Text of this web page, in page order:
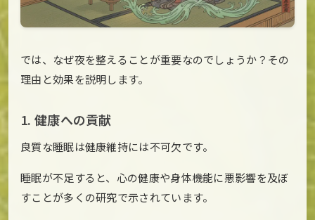
では、なぜ夜を整えることが重要なのでしょうか？その
理由と効果を説明します。
1. 健康への貢献
良質な睡眠は健康維持には不可欠です。
睡眠が不足すると、心の健康や身体機能に悪影響を及ぼ
すことが多くの研究で示されています。